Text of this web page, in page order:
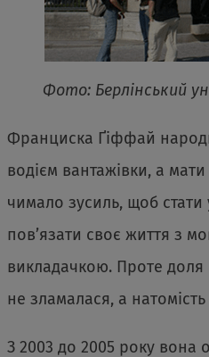
Фото: Берлінський
Франциска Ґіффай
водієм вантажівки, а
чимало зусиль, щоб стати
пов’язати своє життя з
викладачкою. Проте доля
не зламалася, а
З 2003 до 2005 року вона